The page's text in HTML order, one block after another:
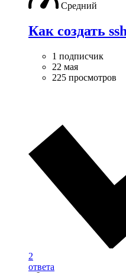
Средний
Как создать
1 подписчик
22 мая
225 просмотров
2
ответа